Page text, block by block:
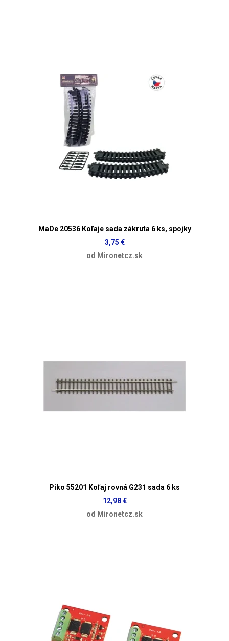
MaDe 20536 Koľaje sada zákruta 6 ks, spojky
3,75 €
od Mironetcz.sk
Piko 55201 Koľaj rovná G231 sada 6 ks
12,98 €
od Mironetcz.sk